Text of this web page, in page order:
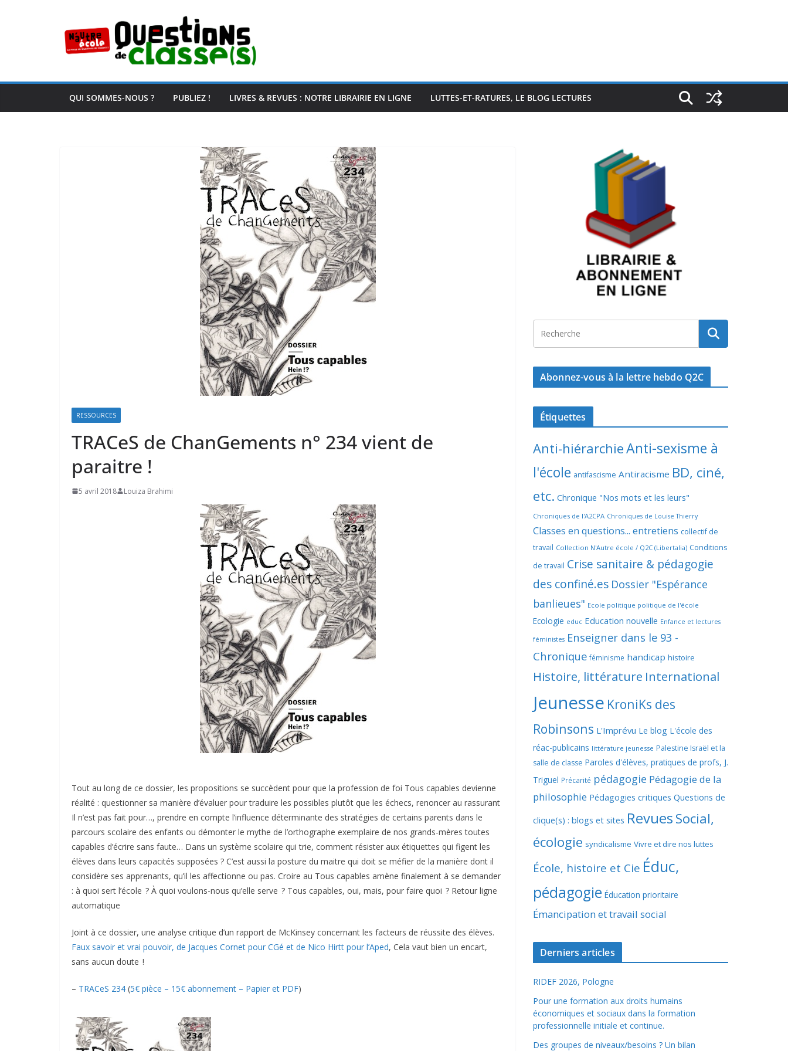
QUI SOMMES-NOUS ? PUBLIEZ ! LIVRES & REVUES : NOTRE LIBRAIRIE EN LIGNE LUTTES-ET-RATURES, LE BLOG LECTURES
RESSOURCES
TRACeS de ChanGements n° 234 vient de
paraitre !
5 avril 2018 Louiza Brahimi
Tout au long de ce dossier, les propositions se succèdent pour que la profession de foi Tous capables devienne
réalité : questionner sa manière d’évaluer pour traduire les possibles plutôt que les échecs, renoncer au rassurant
Il n’est pas fait pour…, prendre en compte l’influence déterminante des stratégies de certains parents dans le
parcours scolaire des enfants ou démonter le mythe de l’orthographe exemplaire de nos grands-mères toutes
capables d’écrire sans faute… Dans un système scolaire qui trie, comment résister aux étiquettes qui figent les
élèves dans leurs capacités supposées ? C’est aussi la posture du maitre qui doit se méfier de la manière dont il
considère ses apprenants, qu’il les affectionne ou pas. Croire au Tous capables amène finalement à se demander
: à quoi sert l’école ? À quoi voulons-nous qu’elle serve ? Tous capables, oui, mais, pour faire quoi ? Retour ligne
automatique
Joint à ce dossier, une analyse critique d’un rapport de McKinsey concernant les facteurs de réussite des élèves.
Faux savoir et vrai pouvoir, de Jacques Cornet pour CGé et de Nico Hirtt pour l’Aped, Cela vaut bien un encart,
sans aucun doute !
– TRACeS 234 (5€ pièce – 15€ abonnement – Papier et PDF)
Abonnez-vous à la lettre hebdo Q2C
Étiquettes
Anti-hiérarchieAnti-sexisme à
l'école antifascisme Antiracisme BD, ciné,
etc. Chronique "Nos mots et les leurs"
Chroniques de l'A2CPA Chroniques de Louise Thierry
Classes en questions... entretiens collectif de
travail Collection N'Autre école / Q2C (Libertalia) Conditions
de travail Crise sanitaire & pédagogie
des confiné.es Dossier "Espérance
banlieues" Ecole politique politique de l'école
Ecologie educ Education nouvelle Enfance et lectures
féministes Enseigner dans le 93 -
Chronique féminisme handicap histoire
Histoire, littérature International
Jeunesse KroniKs des
Robinsons L'Imprévu Le blog L'école des
réac-publicains littérature jeunesse Palestine Israël et la
salle de classe Paroles d'élèves, pratiques de profs, J.
Triguel Précarité pédagogie Pédagogie de la
philosophie Pédagogies critiques Questions de
clique(s) : blogs et sites RevuesSocial,
écologie syndicalisme Vivre et dire nos luttes
École, histoire et Cie Éduc,
pédagogie Éducation prioritaire
Émancipation et travail social
Derniers articles
RIDEF 2026, Pologne
Pour une formation aux droits humains
économiques et sociaux dans la formation
professionnelle initiale et continue.
Des groupes de niveaux/besoins ? Un bilan